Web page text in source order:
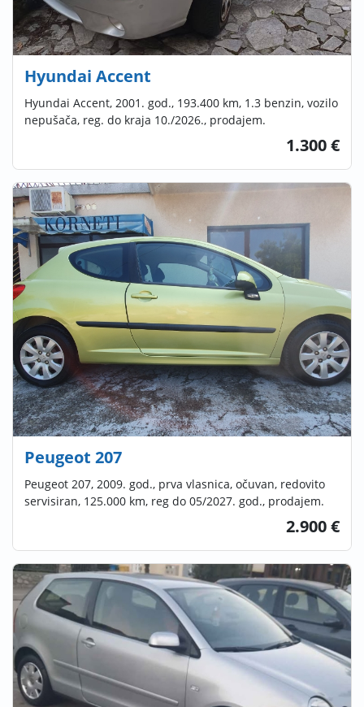
Hyundai Accent
Hyundai Accent, 2001. god., 193.400 km, 1.3 benzin, vozilo
nepušača, reg. do kraja 10./2026., prodajem.
1.300 €
Peugeot 207
Peugeot 207, 2009. god., prva vlasnica, očuvan, redovito
servisiran, 125.000 km, reg do 05/2027. god., prodajem.
2.900 €